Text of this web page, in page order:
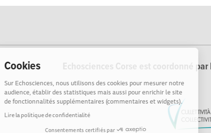
Cookies
Sur Echosciences, nous utilisons des cookies pour mesurer notre
audience, établir des statistiques mais aussi pour enrichir le site
de fonctionnalités supplémentaires (commentaires et widgets).
Lire la politique de confidentialité
Consentements certifiés par
Echosciences Corse est coordonné